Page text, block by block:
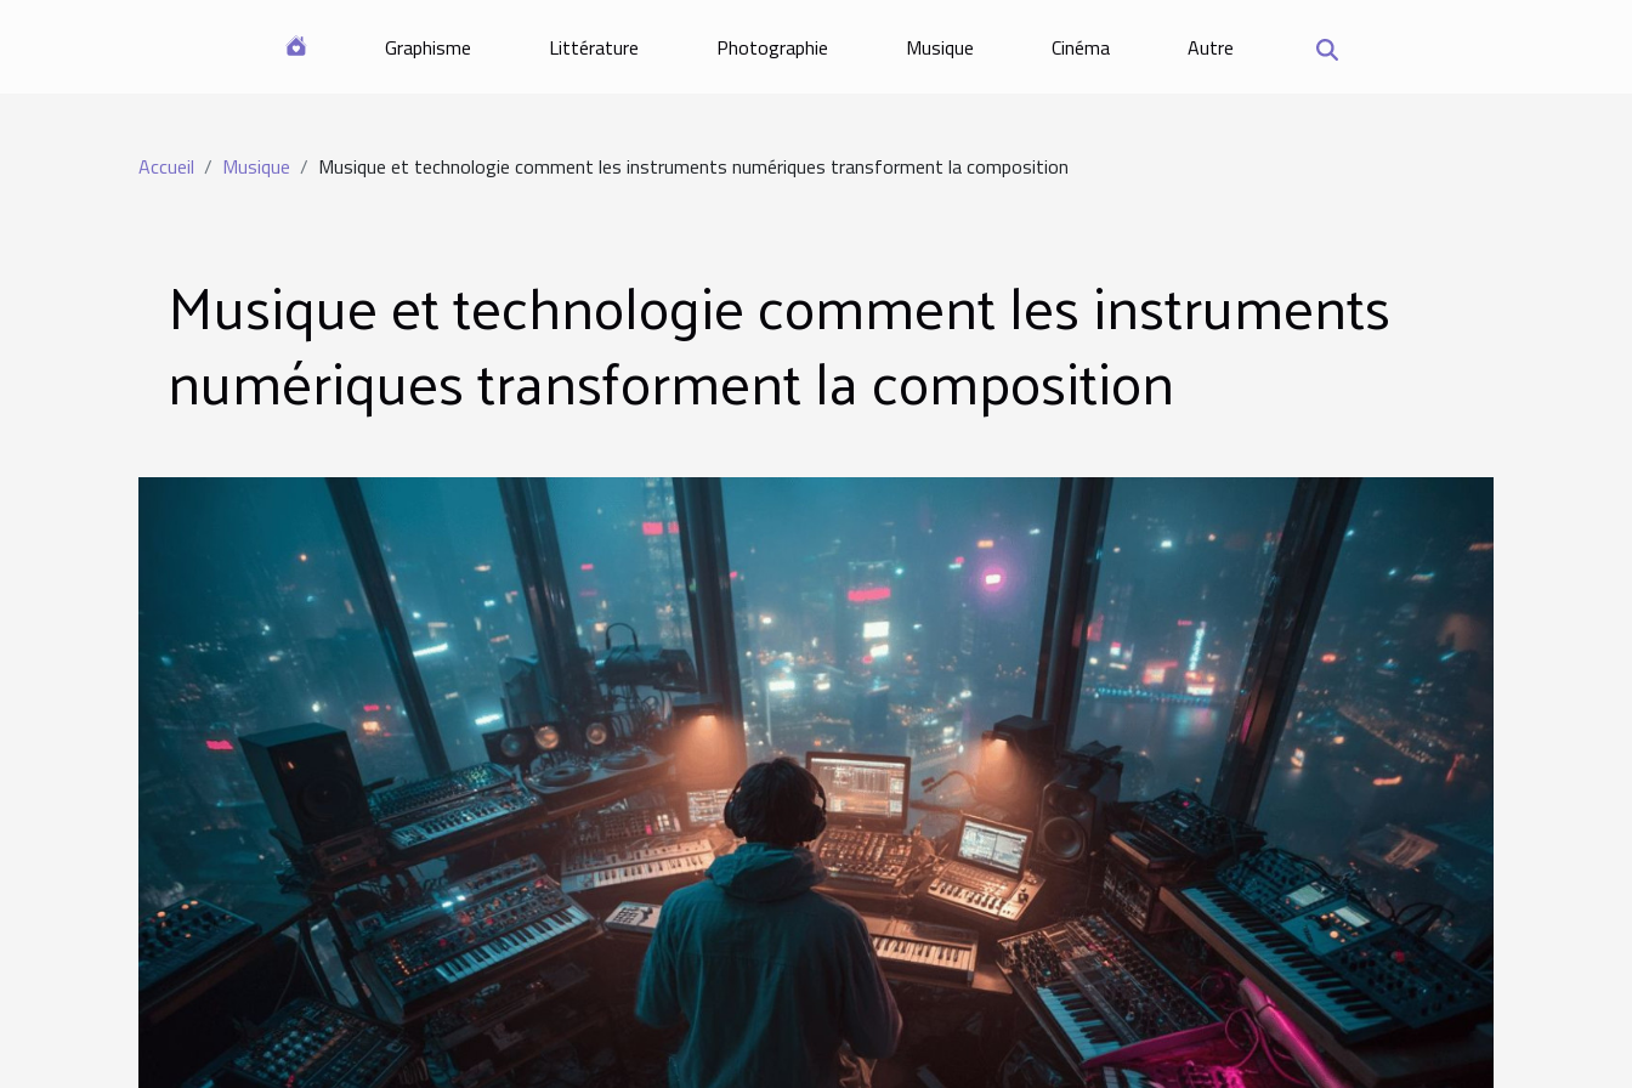
Graphisme Littérature Photographie Musique Cinéma Autre
Accueil Musique Musique et technologie comment les instruments numériques transforment la composition
Musique et technologie comment les instruments
numériques transforment la composition